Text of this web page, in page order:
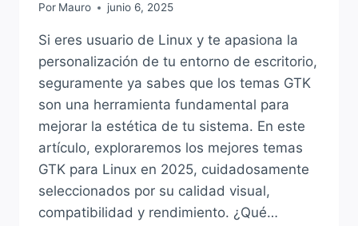
Por Mauro junio 6, 2025
Si eres usuario de Linux y te apasiona la
personalización de tu entorno de escritorio,
seguramente ya sabes que los temas GTK
son una herramienta fundamental para
mejorar la estética de tu sistema. En este
artículo, exploraremos los mejores temas
GTK para Linux en 2025, cuidadosamente
seleccionados por su calidad visual,
compatibilidad y rendimiento. ¿Qué…